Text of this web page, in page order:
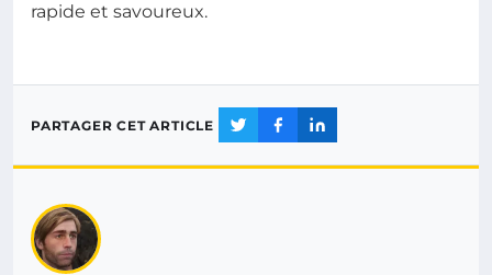
rapide et savoureux.
PARTAGER CET ARTICLE